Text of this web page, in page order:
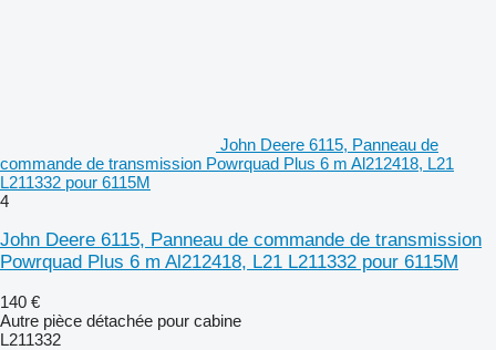
John Deere 6115, Panneau de
commande de transmission Powrquad Plus 6 m Al212418, L21
L211332 pour 6115M
4
John Deere 6115, Panneau de commande de transmission
Powrquad Plus 6 m Al212418, L21 L211332 pour 6115M
140 €
Autre pièce détachée pour cabine
L211332